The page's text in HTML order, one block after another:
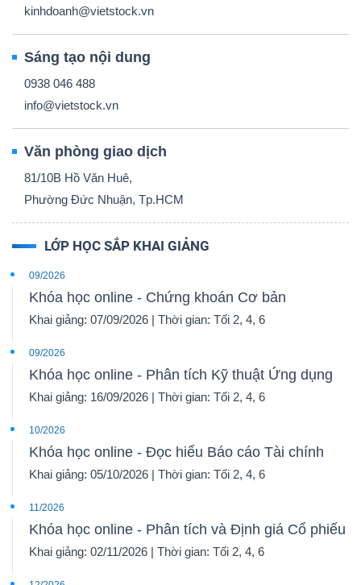
kinhdoanh@vietstock.vn
Sáng tạo nội dung
0938 046 488
info@vietstock.vn
Văn phòng giao dịch
81/10B Hồ Văn Huê,
Phường Đức Nhuận, Tp.HCM
LỚP HỌC SẮP KHAI GIẢNG
09/2026
Khóa học online - Chứng khoán Cơ bản
Khai giảng: 07/09/2026 | Thời gian: Tối 2, 4, 6
09/2026
Khóa học online - Phân tích Kỹ thuật Ứng dụng
Khai giảng: 16/09/2026 | Thời gian: Tối 2, 4, 6
10/2026
Khóa học online - Đọc hiểu Báo cáo Tài chính
Khai giảng: 05/10/2026 | Thời gian: Tối 2, 4, 6
11/2026
Khóa học online - Phân tích và Định giá Cổ phiếu
Khai giảng: 02/11/2026 | Thời gian: Tối 2, 4, 6
đầu
Truyền
thông
tài
chính
liệu